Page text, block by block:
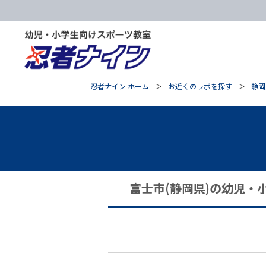
忍者ナイン ホーム お近くのラボを探す 静
富士市(静岡県)の幼児・